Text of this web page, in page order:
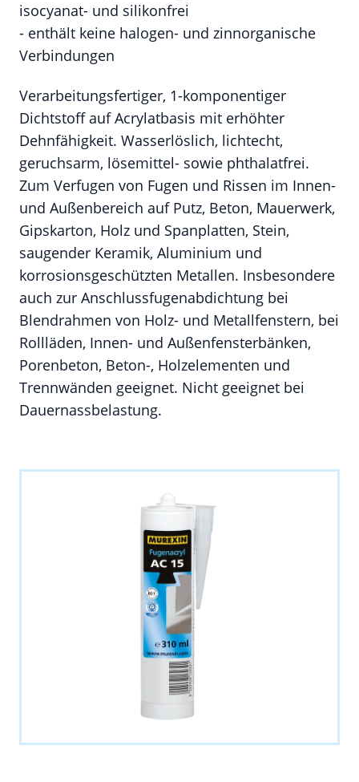
isocyanat- und silikonfrei
- enthält keine halogen- und zinnorganische
Verbindungen
Verarbeitungsfertiger, 1-komponentiger
Dichtstoff auf Acrylatbasis mit erhöhter
Dehnfähigkeit. Wasserlöslich, lichtecht,
geruchsarm, lösemittel- sowie phthalatfrei.
Zum Verfugen von Fugen und Rissen im Innen-
und Außenbereich auf Putz, Beton, Mauerwerk,
Gipskarton, Holz und Spanplatten, Stein,
saugender Keramik, Aluminium und
korrosionsgeschützten Metallen. Insbesondere
auch zur Anschlussfugenabdichtung bei
Blendrahmen von Holz- und Metallfenstern, bei
Rollläden, Innen- und Außenfensterbänken,
Porenbeton, Beton-, Holzelementen und
Trennwänden geeignet. Nicht geeignet bei
Dauernassbelastung.